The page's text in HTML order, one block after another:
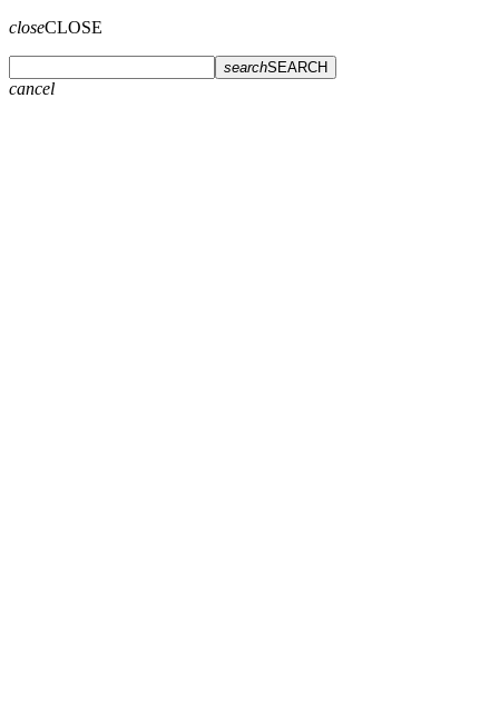
closeCLOSE
searchSEARCH
cancel